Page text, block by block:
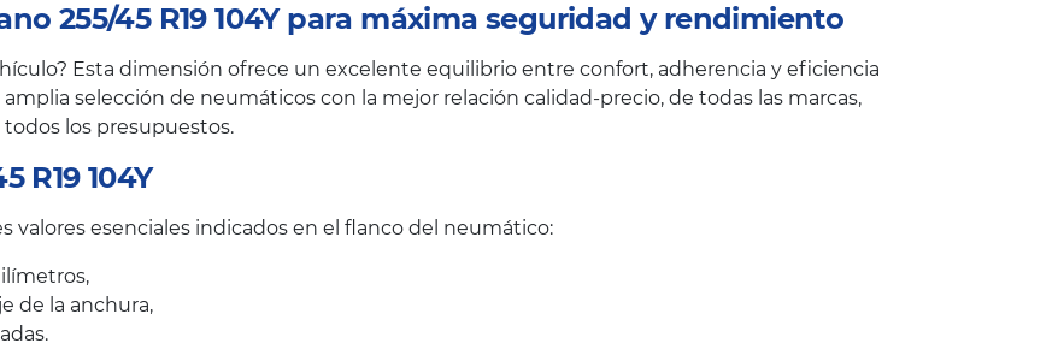
255/45 R19 104Y para máxima seguridad y rendimiento
Esta dimensión ofrece un excelente equilibrio entre confort, adherencia y eficiencia
selección de neumáticos con la mejor relación calidad-precio, de todas las marcas,
los presupuestos.
R19 104Y
valores esenciales indicados en el flanco del neumático:
de la anchura,